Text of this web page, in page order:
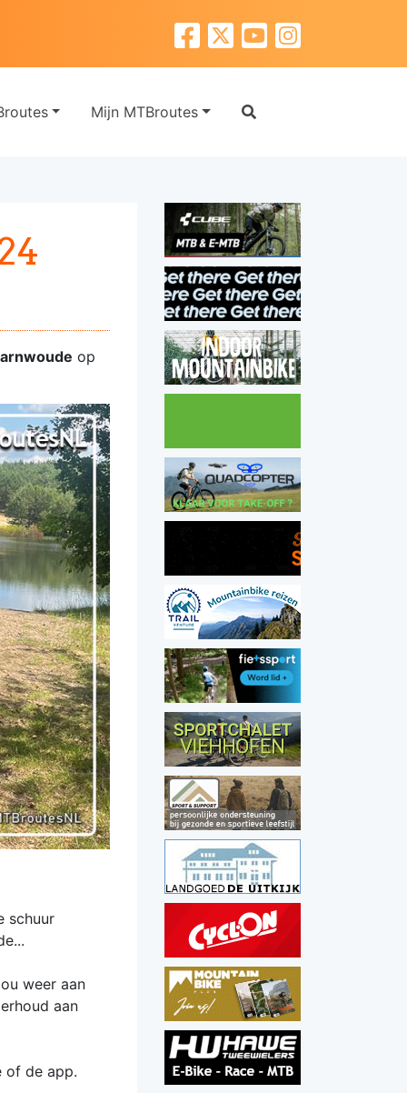
Mijn MTBroutes
op
schuur
weer aan
aan
of de app.